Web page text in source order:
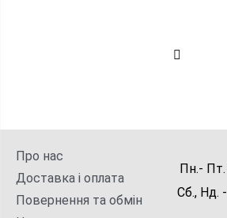
Про нас
Доставка і оплата
Повернення та обмін
Пн.- Пт.
Сб., Нд. -